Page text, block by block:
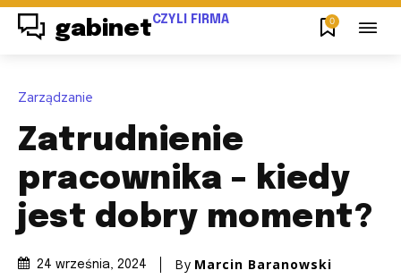
gabinetCZYLI FIRMA 0
Zarządzanie
Zatrudnienie
pracownika – kiedy
jest dobry moment?
24 września, 2024 By Marcin Baranowski